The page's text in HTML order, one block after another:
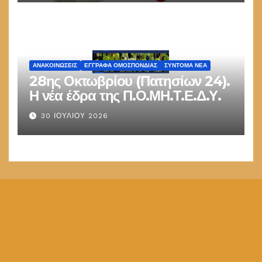
ΑΝΑΚΟΙΝΏΣΕΙΣ ΕΓΓΡΑΦΑ ΟΜΟΣΠΟΝΔΙΑΣ ΣΎΝΤΟΜΑ ΝΈΑ
28ης Οκτωβρίου (Πατησίων 24).
Η νέα έδρα της Π.Ο.ΜΗ.Τ.Ε.Δ.Υ.
30 ΙΟΥΛΊΟΥ 2026